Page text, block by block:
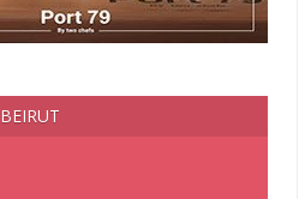
BEIRUT